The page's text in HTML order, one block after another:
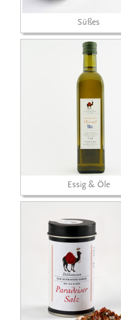
Süßes
Essig & Öle